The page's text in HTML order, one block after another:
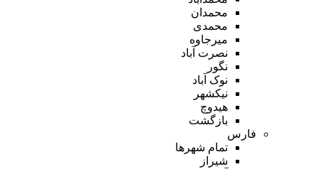
محمدان
محمدی
میرجاوه
نصرت آباد
نگور
نوک آباد
نیکشهر
هیدوچ
بازگشت
فارس
تمام شهر‌ها
شیراز